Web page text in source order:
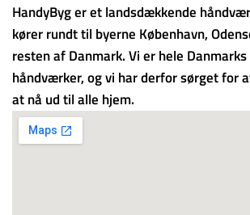
HandyByg er et landsdækkende
kører rundt til byerne København,
resten af Danmark. Vi er hele
håndværker, og vi har derfor sørget for
at nå ud til alle hjem.